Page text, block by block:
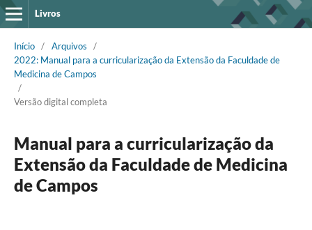
Livros
Início / Arquivos
/
2022: Manual para a curricularização da Extensão da Faculdade de
Medicina de Campos
/
Versão digital completa
Manual para a curricularização da
Extensão da Faculdade de Medicina
de Campos